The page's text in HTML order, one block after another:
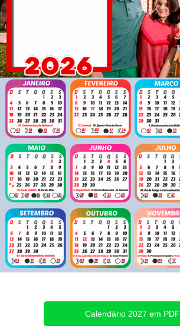
Calendário 2027 em PDF